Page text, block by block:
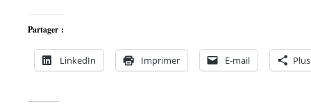
Partager :
LinkedIn Imprimer E-mail Plus